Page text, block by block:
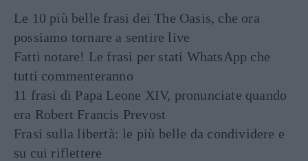
Le 10 più belle frasi dei The Oasis, che ora
possiamo tornare a sentire live
Fatti notare! Le frasi per stati WhatsApp che
tutti commenteranno
11 frasi di Papa Leone XIV, pronunciate quando
era Robert Francis Prevost
Frasi sulla libertà: le più belle da condividere e
su cui riflettere